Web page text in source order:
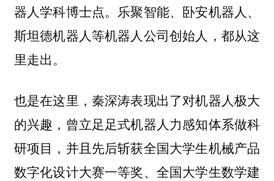
器人学科博士点。乐聚智能、卧安机器人、
斯坦德机器人等机器人公司创始人，都从这
里走出。
也是在这里，秦深涛表现出了对机器人极大
的兴趣，曾立足足式机器人力感知体系做科
研项目，并且先后斩获全国大学生机械产品
数字化设计大赛一等奖、全国大学生数学建